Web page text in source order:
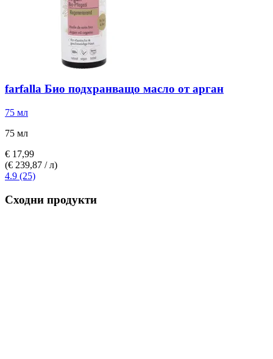
farfalla Био подхранващо масло от арган
75 мл
75 мл
€ 17,99
(€ 239,87 / л)
4.9 (25)
Сходни продукти